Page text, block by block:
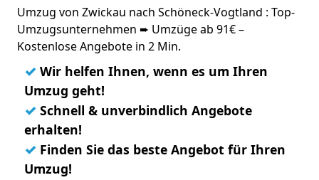
Umzug von Zwickau nach Schöneck-Vogtland : Top-
Umzugsunternehmen ➨ Umzüge ab 91€ –
Kostenlose Angebote in 2 Min.
✓ Wir helfen Ihnen, wenn es um Ihren
Umzug geht!
✓ Schnell & unverbindlich Angebote
erhalten!
✓ Finden Sie das beste Angebot für Ihren
Umzug!